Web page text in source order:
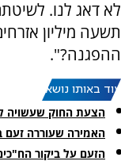
תשעה מיליון
ההפגנה?".
עוד באותו נושא:
הצעת החוק שעשויה
האמירה שעוררה זעם
הזעם על ביקור